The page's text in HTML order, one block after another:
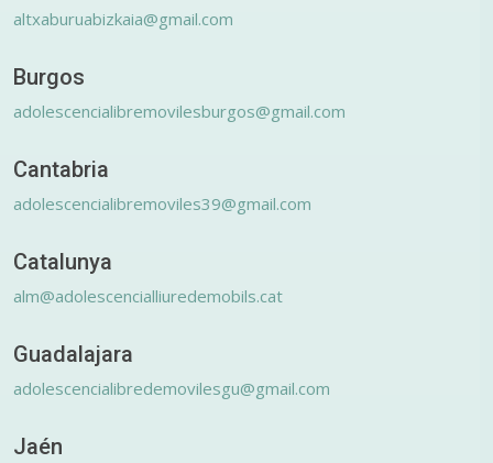
altxaburuabizkaia@gmail.com
Burgos
adolescencialibremovilesburgos@gmail.com
Cantabria
adolescencialibremoviles39@gmail.com
Catalunya
alm@adolescencialliuredemobils.cat
Guadalajara
adolescencialibredemovilesgu@gmail.com
Jaén